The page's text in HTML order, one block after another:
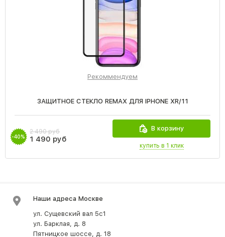
Рекоммендуем
ЗАЩИТНОЕ СТЕКЛО REMAX ДЛЯ IPHONE XR/11
-40%
2 490 руб
1 490 руб
В корзину
купить в 1 клик
Наши адреса Москве
ул. Сущевский вал 5с1
ул. Барклая, д. 8
Пятницкое шоссе, д. 18